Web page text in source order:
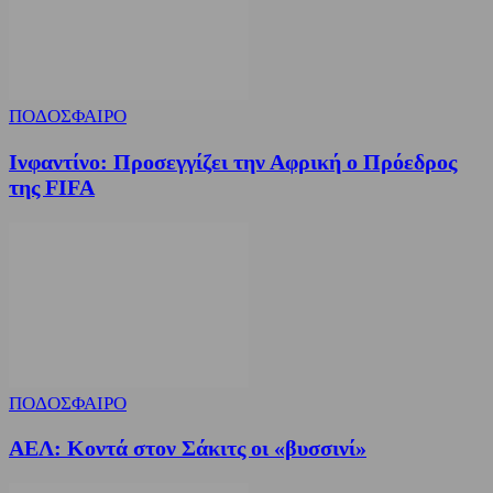
ΠΟΔΟΣΦΑΙΡΟ
Ινφαντίνο: Προσεγγίζει την Αφρική ο Πρόεδρος
της FIFA
ΠΟΔΟΣΦΑΙΡΟ
ΑΕΛ: Κοντά στον Σάκιτς οι «βυσσινί»